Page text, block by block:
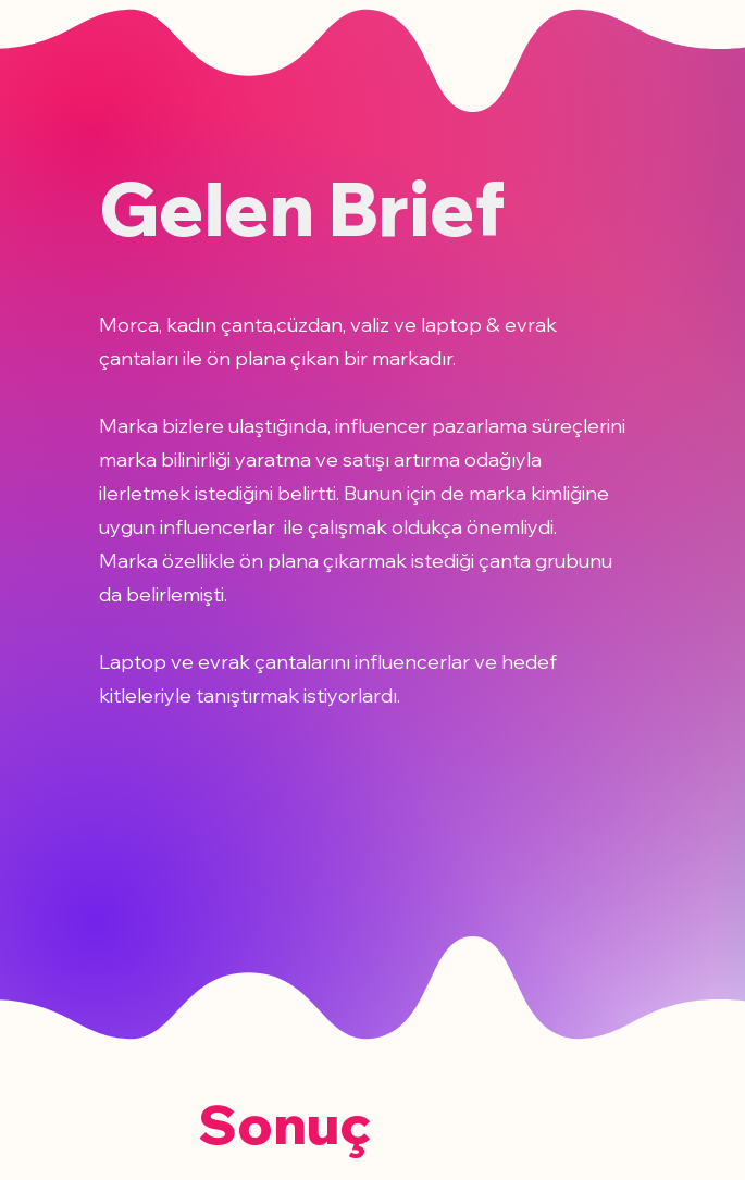
Gelen Brief
Morca, kadın çanta,cüzdan, valiz ve laptop & evrak
çantaları ile ön plana çıkan bir markadır.
Marka bizlere ulaştığında, influencer pazarlama süreçlerini
marka bilinirliği yaratma ve satışı artırma odağıyla
ilerletmek istediğini belirtti. Bunun için de marka kimliğine
uygun influencerlar ile çalışmak oldukça önemliydi.
Marka özellikle ön plana çıkarmak istediği çanta grubunu
da belirlemişti.
Laptop ve evrak çantalarını influencerlar ve hedef
kitleleriyle tanıştırmak istiyorlardı.
Sonuç